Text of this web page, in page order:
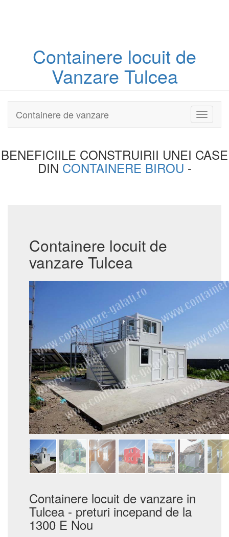
Containere locuit de
Vanzare Tulcea
Toggle
Containere de vanzare
BENEFICIILE CONSTRUIRII UNEI CASE
DIN CONTAINERE BIROU -
Containere locuit de
vanzare Tulcea
Containere locuit de vanzare in
Tulcea - preturi incepand de la
1300 E Nou